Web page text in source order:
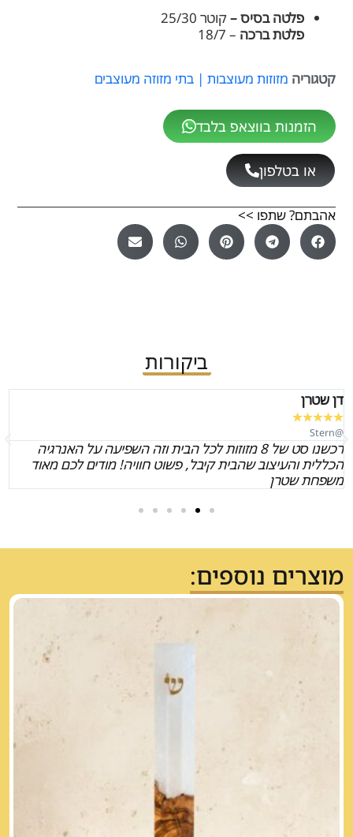
פלטה בסיס – קוטר 25/30
פלטת ברכה – 18/7
קטגוריה מזוזות מעוצבות | בתי מזוזה מעוצבים
הזמנות בווצאפ בלבד
או בטלפון
אהבתם? שתפו >>
ביקורות
דן שטרן
★
★
★
★
★
@Stern
רכשנו סט של 8 מזוזות לכל הבית וזה השפיעה על האנרגיה
הכללית והעיצוב שהבית קיבל, פשוט חוויה! מודים לכם מאוד
משפחת שטרן
מוצרים נוספים: